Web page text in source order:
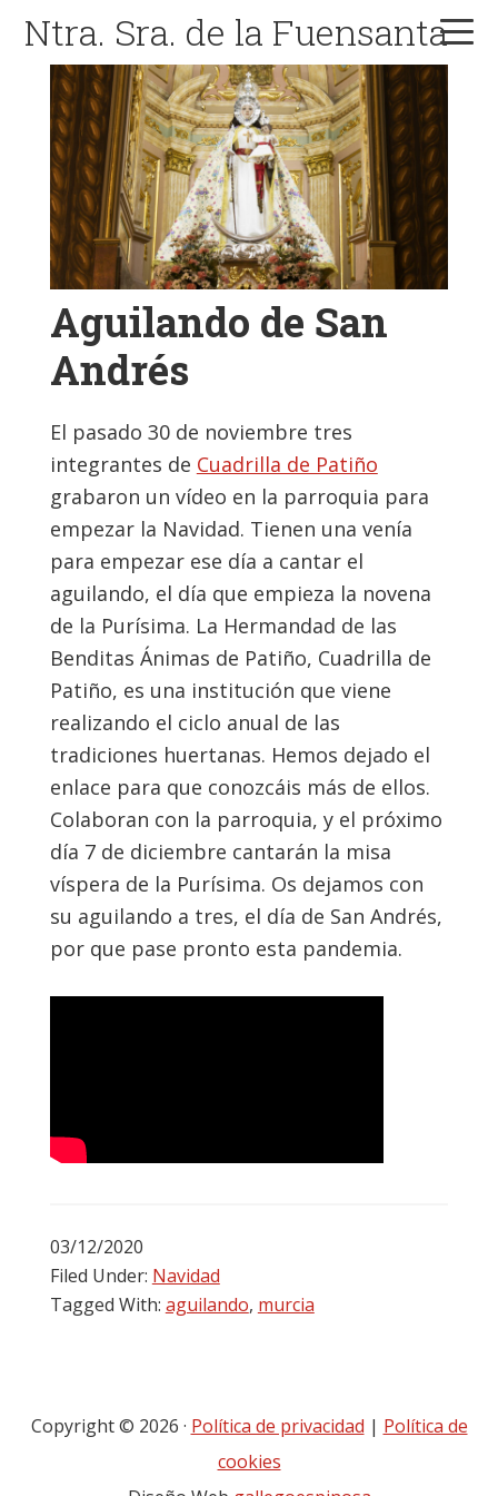
Skip
primary
navigation
Skip
content
Skip
primary
sidebar
Ntra. Sra. de la Fuensanta
Aguilando de San
Andrés
El pasado 30 de noviembre tres
integrantes de Cuadrilla de Patiño
grabaron un vídeo en la parroquia para
empezar la Navidad. Tienen una venía
para empezar ese día a cantar el
aguilando, el día que empieza la novena
de la Purísima. La Hermandad de las
Benditas Ánimas de Patiño, Cuadrilla de
Patiño, es una institución que viene
realizando el ciclo anual de las
tradiciones huertanas. Hemos dejado el
enlace para que conozcáis más de ellos.
Colaboran con la parroquia, y el próximo
día 7 de diciembre cantarán la misa
víspera de la Purísima. Os dejamos con
su aguilando a tres, el día de San Andrés,
por que pase pronto esta pandemia.
03/12/2020
Filed Under: Navidad
Tagged With: aguilando, murcia
Copyright © 2026 · Política de privacidad | Política de
cookies